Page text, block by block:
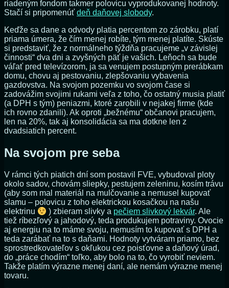
riadeným fondom takmer polovicu vyprodukovanej hodnoty.
Stačí si pripomenúť deň daňovej slobody.
Keďže sa dane a odvody platia percentom zo zárobku, platí
priama úmera, že čím menej robíte, tým menej platíte. Skúste
si predstaviť, že z normálneho týždňa pracujeme „v závislej
činnosti“ dva dni a zvyšných päť je vašich. Leňoch sa bude
váľať pred televízorom, ja sa venujem postupným prerábkam
domu, chovu aj pestovaniu, zlepšovaniu vybavenia
gazdovstva. Na svojom pozemku vo svojom čase si
zadovážim svojimi rukami veľa z toho, čo ostatný musia platiť
(a DPH s tým) peniazmi, ktoré zarobili v nejakej firme (kde
ich rovno zdanili). Ak oproti „bežnému“ občanovi pracujem,
len na 20%, tak aj konsolidácia sa ma dotkne len z
dvadsiatich percent.
Na svojom pre seba
V rámci tých piatich dní som postavil FVE, vybudoval ploty
okolo sadov, chovám sliepky, pestujem zeleninu, kosím trávu
(aby som mal materiál na mulčovanie a nemusel kupovať
slamu – polovicu z toho elektrickou kosačkou na našu
elektrinu
) zbieram slivky a pečiem slivkový lekvár. Ale
tiež ríbezľový a jahodový, teda produkujem potraviny. Ovocie
aj energiu na to máme svoju, nemusím to kupovať s DPH a
teda zarábať na to s daňami. Hodnoty vytváram priamo, bez
sprostredkovateľov s okľukou cez poisťovne a daňový úrad,
do „práce chodím“ toľko, aby bolo na to, čo vyrobiť neviem.
Takže platím výrazne menej daní, ale nemám výrazne menej
tovaru.